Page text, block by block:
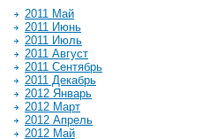
2011 Май
2011 Июнь
2011 Июль
2011 Август
2011 Сентябрь
2011 Декабрь
2012 Январь
2012 Март
2012 Апрель
2012 Май